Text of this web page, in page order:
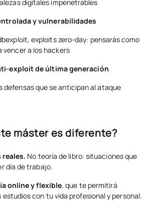
digitales impenetrables
y vulnerabilidades
exploits zero-day: pensarás como
vencer a los hackers
exploit de última generación
defensas que se anticipan al ataque
máster es diferente?
reales. No teoría de libro: situaciones que
día de trabajo.
online y flexible, que te permitirá
con tu vida profesional y personal.